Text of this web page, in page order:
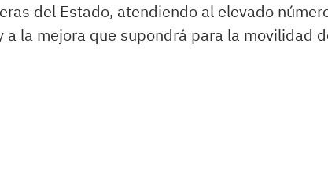
del Estado, atendiendo al elevado
a la mejora que supondrá para la movilidad